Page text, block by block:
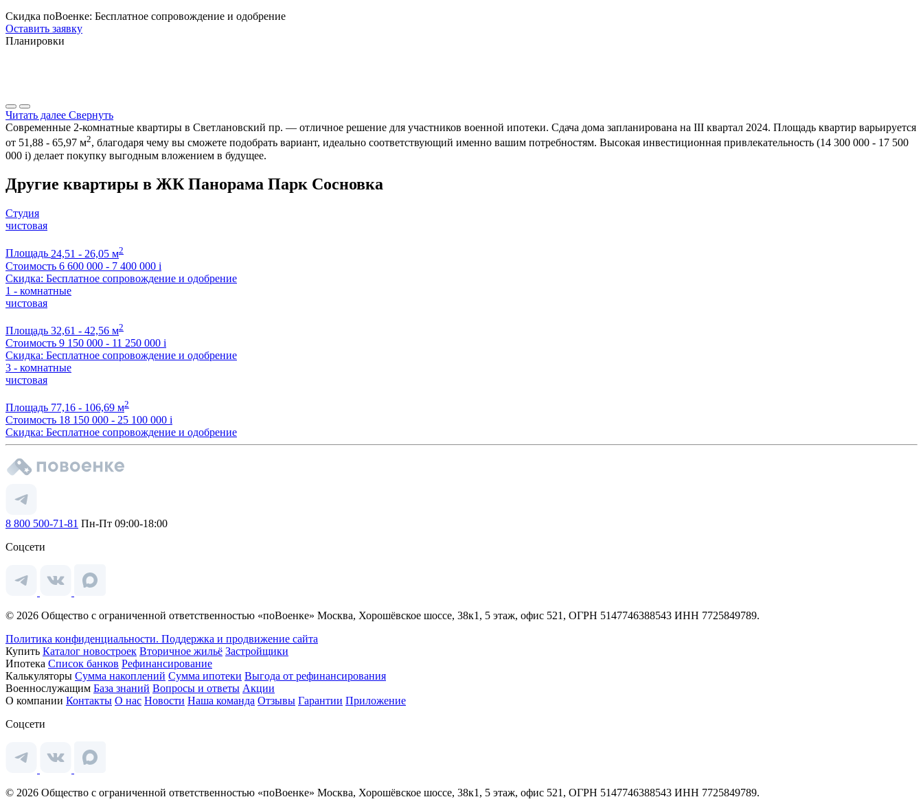
Скидка поВоенке: Бесплатное сопровождение и одобрение
Оставить заявку
Планировки
Читать далее Свернуть
Современные 2-комнатные квартиры в Светлановский пр. — отличное решение для участников военной ипотеки. Сдача дома запланирована на III квартал 2024. Площадь квартир варьируется
от 51,88 - 65,97 м2, благодаря чему вы сможете подобрать вариант, идеально соответствующий именно вашим потребностям. Высокая инвестиционная привлекательность (14 300 000 - 17 500
000 i) делает покупку выгодным вложением в будущее.
Другие квартиры в ЖК Панорама Парк Сосновка
Студия
чистовая
Площадь 24,51 - 26,05 м2
Стоимость 6 600 000 - 7 400 000 i
Скидка: Бесплатное сопровождение и одобрение
1 - комнатные
чистовая
Площадь 32,61 - 42,56 м2
Стоимость 9 150 000 - 11 250 000 i
Скидка: Бесплатное сопровождение и одобрение
3 - комнатные
чистовая
Площадь 77,16 - 106,69 м2
Стоимость 18 150 000 - 25 100 000 i
Скидка: Бесплатное сопровождение и одобрение
8 800 500-71-81 Пн-Пт 09:00-18:00
Соцсети
© 2026 Общество с ограниченной ответственностью «поВоенке» Москва, Хорошёвское шоссе, 38к1, 5 этаж, офис 521, ОГРН 5147746388543 ИНН 7725849789.
Политика конфиденциальности. Поддержка и продвижение сайта
Купить Каталог новостроек Вторичное жильё Застройщики
Ипотека Список банков Рефинансирование
Калькуляторы Сумма накоплений Сумма ипотеки Выгода от рефинансирования
Военнослужащим База знаний Вопросы и ответы Акции
О компании Контакты О нас Новости Наша команда Отзывы Гарантии Приложение
Соцсети
© 2026 Общество с ограниченной ответственностью «поВоенке» Москва, Хорошёвское шоссе, 38к1, 5 этаж, офис 521, ОГРН 5147746388543 ИНН 7725849789.